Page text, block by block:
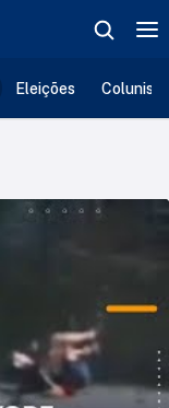
Eleições